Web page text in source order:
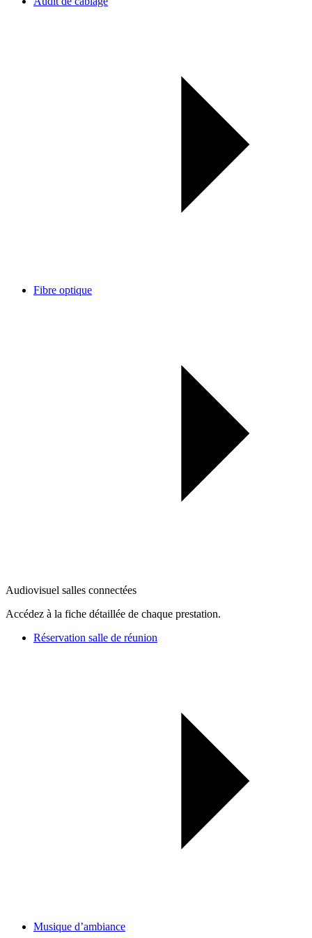
Fibre optique
Audiovisuel salles connectées
Accédez à la fiche détaillée de chaque prestation.
Réservation salle de réunion
Musique d’ambiance